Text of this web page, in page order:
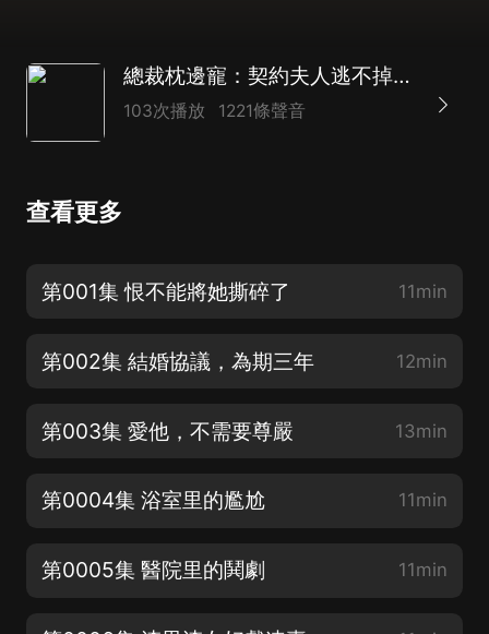
總裁枕邊寵：契約夫人逃不掉|豪門總裁|契約|先婚后愛|福寶萌星
103次播放 1221條聲音
查看更多
第001集 恨不能將她撕碎了 11min
第002集 結婚協議，為期三年 12min
第003集 愛他，不需要尊嚴 13min
第0004集 浴室里的尷尬 11min
第0005集 醫院里的鬨劇 11min